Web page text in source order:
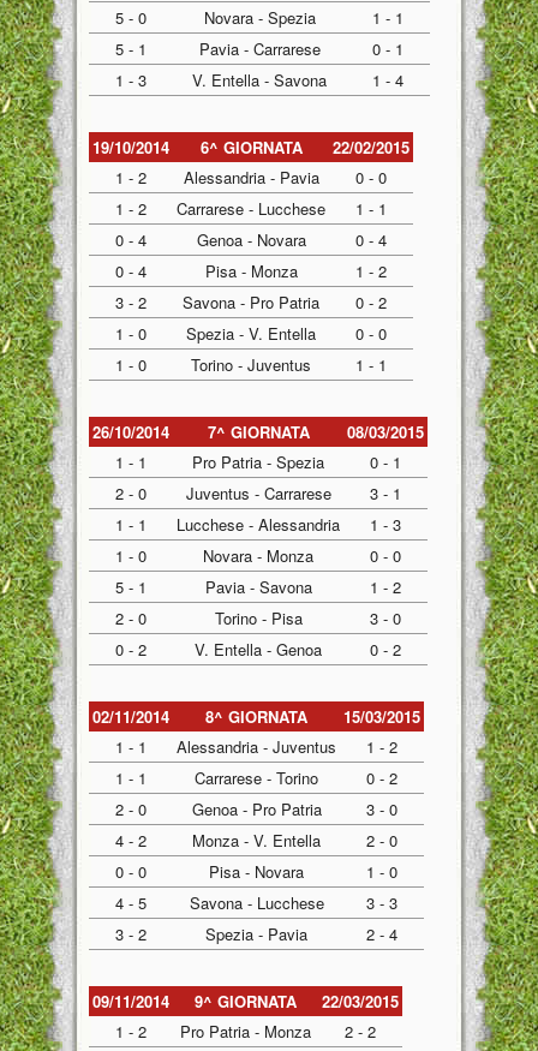
5 - 0
Novara - Spezia
1 - 1
5 - 1
Pavia - Carrarese
0 - 1
1 - 3
V. Entella - Savona 1 - 4
19/10/2014 6^ GIORNATA
22/02/2015
1 - 2
Alessandria - Pavia
0 - 0
1 - 2
Carrarese - Lucchese
1 - 1
0 - 4
Genoa - Novara
0 - 4
0 - 4
Pisa - Monza
1 - 2
3 - 2
Savona - Pro Patria
0 - 2
1 - 0
Spezia - V. Entella
0 - 0
1 - 0
Torino - Juventus 1 - 1
26/10/2014 7^ GIORNATA
08/03/2015
1 - 1
Pro Patria - Spezia
0 - 1
2 - 0
Juventus - Carrarese
3 - 1
1 - 1
Lucchese - Alessandria
1 - 3
1 - 0
Novara - Monza
0 - 0
5 - 1
Pavia - Savona
1 - 2
2 - 0
Torino - Pisa
3 - 0
0 - 2
V. Entella - Genoa 0 - 2
02/11/2014 8^ GIORNATA
15/03/2015
1 - 1
Alessandria - Juventus
1 - 2
1 - 1
Carrarese - Torino
0 - 2
2 - 0
Genoa - Pro Patria
3 - 0
4 - 2
Monza - V. Entella
2 - 0
0 - 0
Pisa - Novara
1 - 0
4 - 5
Savona - Lucchese
3 - 3
3 - 2
Spezia - Pavia 2 - 4
09/11/2014 9^ GIORNATA
22/03/2015
1 - 2
Pro Patria - Monza 2 - 2